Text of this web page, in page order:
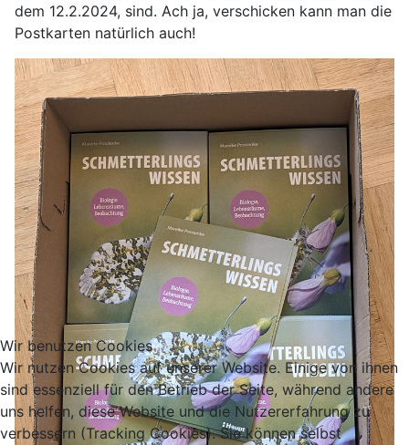
dem 12.2.2024, sind. Ach ja, verschicken kann man die
Postkarten natürlich auch!
Wir benutzen Cookies
Wir nutzen Cookies auf unserer Website. Einige von ihnen
sind essenziell für den Betrieb der Seite, während andere
uns helfen, diese Website und die Nutzererfahrung zu
verbessern (Tracking Cookies). Sie können selbst